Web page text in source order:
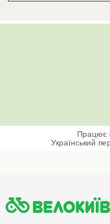
Працює
Український